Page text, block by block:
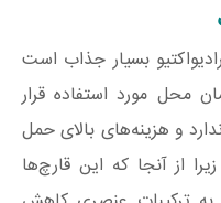
بسیار جذاب است
محل مورد استفاده قرار
و هزینه‌های بالای حمل‌
از آنجا که این قارچ‌ها